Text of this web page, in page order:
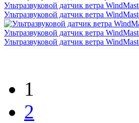
Ультразвуковой датчик ветра
Ультразвуковой датчик ветра
Ультразвуковой датчик ветра
Ультразвуковой датчик ветра
1
2